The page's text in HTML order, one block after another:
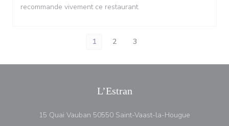
recommande vivement ce restaurant.
1 2 3
L’Estran
15 Quai Vauban 50550 Saint-Vaast-la-Hougue